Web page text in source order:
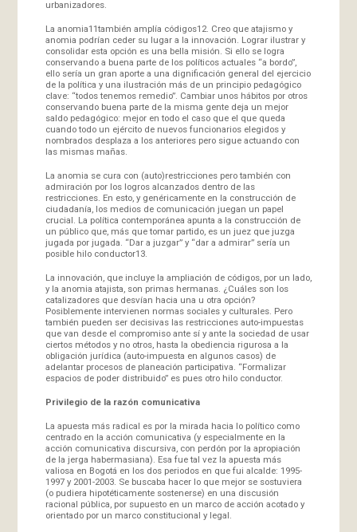
urbanizadores.
La anomia11también amplía códigos12. Creo que atajismo y
anomia podrían ceder su lugar a la innovación. Lograr ilustrar y
consolidar esta opción es una bella misión. Si ello se logra
conservando a buena parte de los políticos actuales “a bordo”,
ello sería un gran aporte a una dignificación general del ejercicio
de la política y una ilustración más de un principio pedagógico
clave: “todos tenemos remedio”. Cambiar unos hábitos por otros
conservando buena parte de la misma gente deja un mejor
saldo pedagógico: mejor en todo el caso que el que queda
cuando todo un ejército de nuevos funcionarios elegidos y
nombrados desplaza a los anteriores pero sigue actuando con
las mismas mañas.
La anomia se cura con (auto)restricciones pero también con
admiración por los logros alcanzados dentro de las
restricciones. En esto, y genéricamente en la construcción de
ciudadanía, los medios de comunicación juegan un papel
crucial. La política contemporánea apunta a la construcción de
un público que, más que tomar partido, es un juez que juzga
jugada por jugada. “Dar a juzgar” y “dar a admirar” sería un
posible hilo conductor13.
La innovación, que incluye la ampliación de códigos, por un lado,
y la anomia atajista, son primas hermanas. ¿Cuáles son los
catalizadores que desvían hacia una u otra opción?
Posiblemente intervienen normas sociales y culturales. Pero
también pueden ser decisivas las restricciones auto-impuestas
que van desde el compromiso ante sí y ante la sociedad de usar
ciertos métodos y no otros, hasta la obediencia rigurosa a la
obligación jurídica (auto-impuesta en algunos casos) de
adelantar procesos de planeación participativa. “Formalizar
espacios de poder distribuido” es pues otro hilo conductor.
Privilegio de la razón comunicativa
La apuesta más radical es por la mirada hacia lo político como
centrado en la acción comunicativa (y especialmente en la
acción comunicativa discursiva, con perdón por la apropiación
de la jerga habermasiana). Esa fue tal vez la apuesta más
valiosa en Bogotá en los dos periodos en que fui alcalde: 1995-
1997 y 2001-2003. Se buscaba hacer lo que mejor se sostuviera
(o pudiera hipotéticamente sostenerse) en una discusión
racional pública, por supuesto en un marco de acción acotado y
orientado por un marco constitucional y legal.